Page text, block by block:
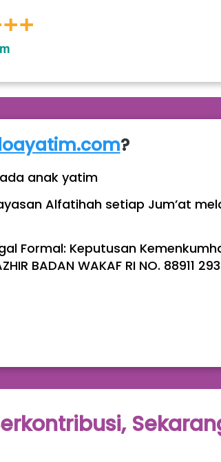
?
anak yatim
Alfatihah setiap Jum’at
Formal: Keputusan
BADAN WAKAF RI NO. 88911